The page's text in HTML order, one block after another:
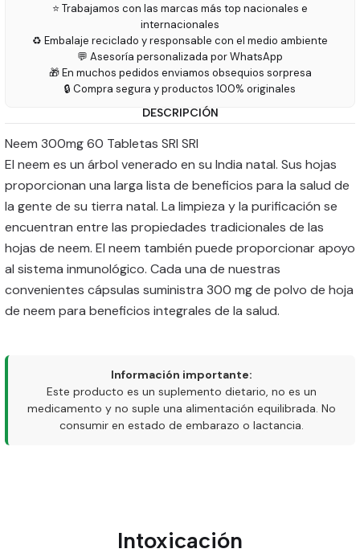
⭐ Trabajamos con las marcas más top nacionales e
internacionales
♻️ Embalaje reciclado y responsable con el medio ambiente
💬 Asesoría personalizada por WhatsApp
🎁 En muchos pedidos enviamos obsequios sorpresa
🔒 Compra segura y productos 100% originales
DESCRIPCIÓN
Neem 300mg 60 Tabletas SRI SRI
El neem es un árbol venerado en su India natal. Sus hojas
proporcionan una larga lista de beneficios para la salud de
la gente de su tierra natal. La limpieza y la purificación se
encuentran entre las propiedades tradicionales de las
hojas de neem. El neem también puede proporcionar apoyo
al sistema inmunológico. Cada una de nuestras
convenientes cápsulas suministra 300 mg de polvo de hoja
de neem para beneficios integrales de la salud.
Información importante:
Este producto es un suplemento dietario, no es un
medicamento y no suple una alimentación equilibrada. No
consumir en estado de embarazo o lactancia.
Intoxicación